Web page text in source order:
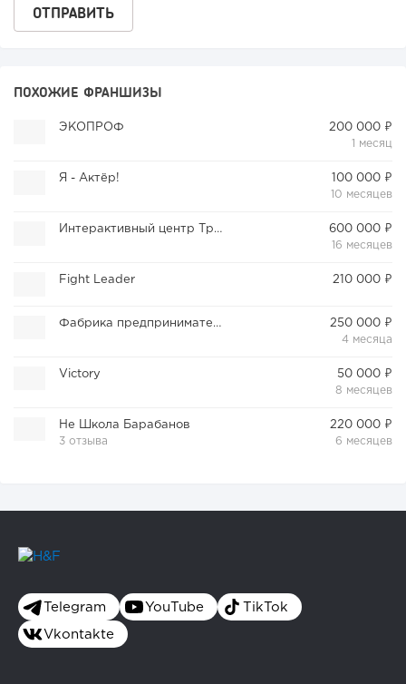
ПОХОЖИЕ ФРАНШИЗЫ
ЭКОПРОФ
200 000 ₽
1 месяц
Я - Актёр!
100 000 ₽
10 месяцев
Интерактивный центр Триумф
600 000 ₽
16 месяцев
Fight Leader 210 000 ₽
Фабрика предпринимательства
250 000 ₽
4 месяца
Victory
50 000 ₽
8 месяцев
Не Школа Барабанов
3 отзыва
220 000 ₽
6 месяцев
Telegram YouTube TikTok
Vkontakte